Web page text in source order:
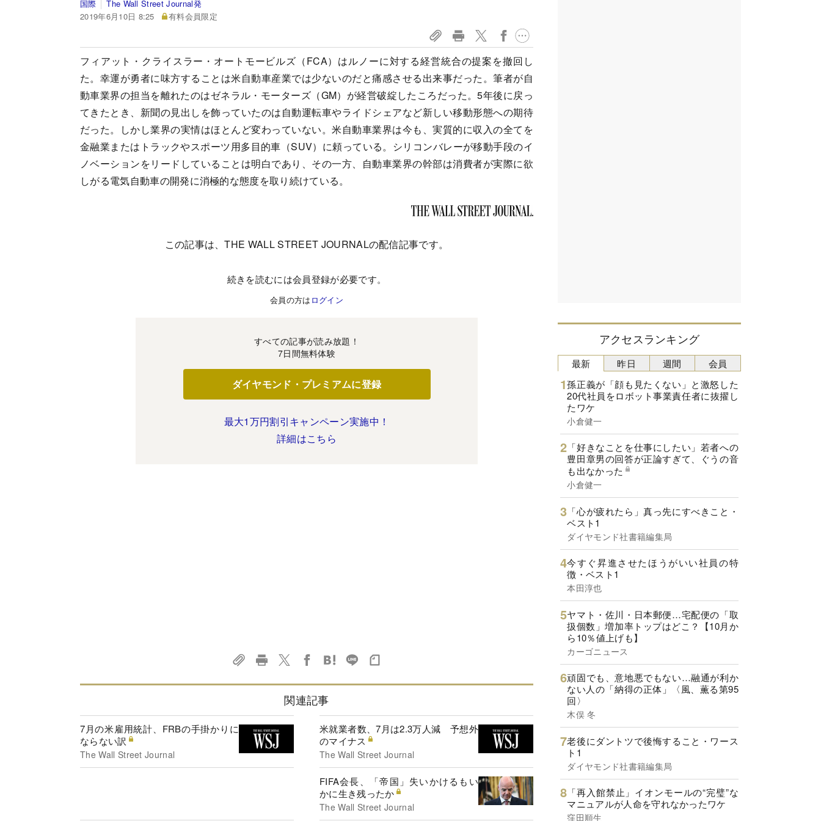
国際
The Wall Street Journal発
2019年6月10日 8:25
有料会員限定
フィアット・クライスラー・オートモービルズ（FCA）はルノーに対する経営統合の提案を撤回し
た。幸運が勇者に味方することは米自動車産業では少ないのだと痛感させる出来事だった。筆者が自
動車業界の担当を離れたのはゼネラル・モーターズ（GM）が経営破綻したころだった。5年後に戻っ
てきたとき、新聞の見出しを飾っていたのは自動運転車やライドシェアなど新しい移動形態への期待
だった。しかし業界の実情はほとんど変わっていない。米自動車業界は今も、実質的に収入の全てを
金融業またはトラックやスポーツ用多目的車（SUV）に頼っている。シリコンバレーが移動手段のイ
ノベーションをリードしていることは明白であり、その一方、自動車業界の幹部は消費者が実際に欲
しがる電気自動車の開発に消極的な態度を取り続けている。
この記事は、THE WALL STREET JOURNALの配信記事です。
続きを読むには会員登録が必要です。
会員の方は ログイン
すべての記事が読み放題！
7日間無料体験
ダイヤモンド・プレミアムに登録
最大1万円割引キャンペーン実施中！
詳細はこちら
関連記事
7月の米雇用統計、FRBの手掛かりに
ならない訳
The Wall Street Journal
米就業者数、7月は2.3万人減 予想外
のマイナス
The Wall Street Journal
FIFA会長、「帝国」失いかけるもい
かに生き残ったか
The Wall Street Journal
アクセスランキング
最新
孫正義が「顔も見たくない」と激怒した
20代社員をロボット事業責任者に抜擢し
たワケ
小倉健一
「好きなことを仕事にしたい」若者への
豊田章男の回答が正論すぎて、ぐうの音
も出なかった
小倉健一
「心が疲れたら」真っ先にすべきこと・
ベスト1
ダイヤモンド社書籍編集局
今すぐ昇進させたほうがいい社員の特
徴・ベスト1
本田淳也
ヤマト・佐川・日本郵便…宅配便の「取
扱個数」増加率トップはどこ？【10月か
ら10％値上げも】
カーゴニュース
頑固でも、意地悪でもない…融通が利か
ない人の「納得の正体」〈風、薫る第95
回〉
木俣 冬
老後にダントツで後悔すること・ワース
ト1
ダイヤモンド社書籍編集局
「再入館禁止」イオンモールの“完璧”な
マニュアルが人命を守れなかったワケ
窪田順生
昨日 週間 会員